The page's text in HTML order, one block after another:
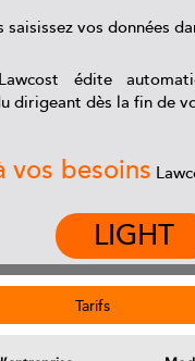
saisissez vos données
Lawcost édite
dirigeant dès la fin de
vos besoins
LIGHT
Tarifs